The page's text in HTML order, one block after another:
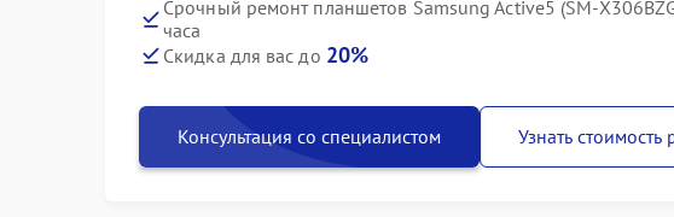
Срочный ремонт планшетов Samsung Active5 (SM-
часа
Скидка для вас до 20%
Консультация со специалистом Узнать стоимость